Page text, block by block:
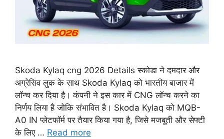
Skoda Kylaq cng 2026 Details स्कोडा ने दमदार और
अग्रेसिव लुक के साथ Skoda Kylaq को भारतीय बाजार में
लॉन्च कर दिया है। कंपनी ने इस कार में CNG लॉन्च करने का
निर्णय लिया है जोकि संभावित है। Skoda Kylaq को MQB-
A0 IN प्लेटफॉर्म पर तैयार किया गया है, जिसे मजबूती और सेफ्टी
के लिए … Read more